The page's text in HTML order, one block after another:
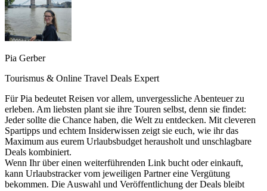
Pia Gerber
Tourismus & Online Travel Deals Expert
Für Pia bedeutet Reisen vor allem, unvergessliche Abenteuer zu
erleben. Am liebsten plant sie ihre Touren selbst, denn sie findet:
Jeder sollte die Chance haben, die Welt zu entdecken. Mit cleveren
Spartipps und echtem Insiderwissen zeigt sie euch, wie ihr das
Maximum aus eurem Urlaubsbudget herausholt und unschlagbare
Deals kombiniert.
Wenn Ihr über einen weiterführenden Link bucht oder einkauft,
kann Urlaubstracker vom jeweiligen Partner eine Vergütung
bekommen. Die Auswahl und Veröffentlichung der Deals bleibt